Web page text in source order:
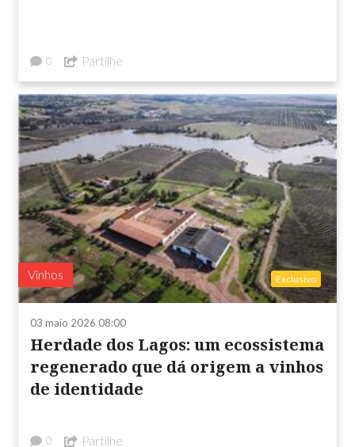
0 Partilhe
Vinhos Exclusivo
03 maio 2026 08:00
Herdade dos Lagos: um ecossistema
regenerado que dá origem a vinhos
de identidade
0 Partilhe